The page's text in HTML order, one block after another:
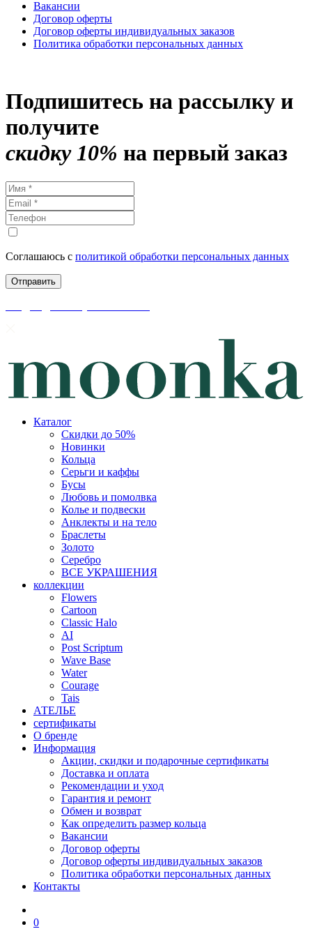
Вакансии
Договор оферты
Договор оферты индивидуальных заказов
Политика обработки персональных данных
Подпишитесь на рассылку и
получите
скидку 10% на первый заказ
Соглашаюсь с политикой обработки персональных данных
Каталог
Скидки до 50%
Новинки
Кольца
Серьги и каффы
Бусы
Любовь и помолвка
Колье и подвески
Анклекты и на тело
Браслеты
Золото
Серебро
ВСЕ УКРАШЕНИЯ
коллекции
Flowers
Cartoon
Classic Halo
AI
Post Scriptum
Wave Base
Water
Courage
Tais
АТЕЛЬЕ
сертификаты
О бренде
Информация
Акции, скидки и подарочные сертификаты
Доставка и оплата
Рекомендации и уход
Гарантия и ремонт
Обмен и возврат
Как определить размер кольца
Вакансии
Договор оферты
Договор оферты индивидуальных заказов
Политика обработки персональных данных
Контакты
0